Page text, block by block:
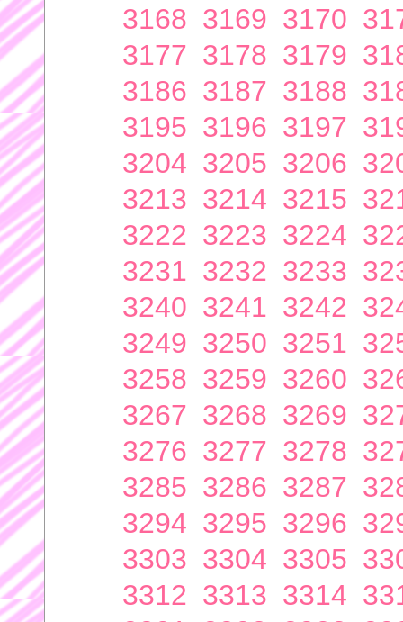
3168 3169 3170
3177 3178 3179
3186 3187 3188
3195 3196 3197
3204 3205 3206
3213 3214 3215
3222 3223 3224
3231 3232 3233
3240 3241 3242
3249 3250 3251
3258 3259 3260
3267 3268 3269
3276 3277 3278
3285 3286 3287
3294 3295 3296
3303 3304 3305
3312 3313 3314